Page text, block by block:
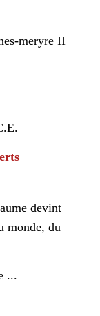
meryre II
devint
monde, du
...